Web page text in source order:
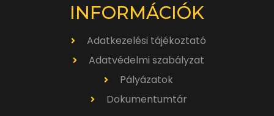
INFORMÁCIÓK
Adatkezelési tájékoztató
Adatvédelmi szabályzat
Pályázatok
Dokumentumtár